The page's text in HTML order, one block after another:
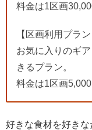
料金は1区画
【区画利用プラン
お気に入りのギ
きるプラン。
料金は1区画
好きな食材を好き